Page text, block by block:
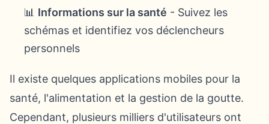
📊 Informations sur la santé - Suivez les
schémas et identifiez vos déclencheurs
personnels
Il existe quelques applications mobiles pour la
santé, l'alimentation et la gestion de la goutte.
Cependant, plusieurs milliers d'utilisateurs ont